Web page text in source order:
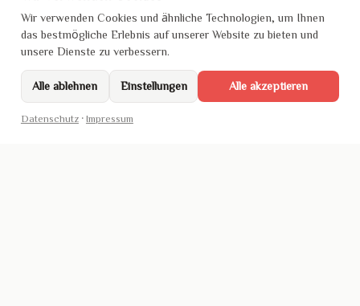
Wir verwenden Cookies und ähnliche Technologien, um Ihnen
das bestmögliche Erlebnis auf unserer Website zu bieten und
unsere Dienste zu verbessern.
Alle ablehnen Einstellungen Alle akzeptieren
Datenschutz· Impressum